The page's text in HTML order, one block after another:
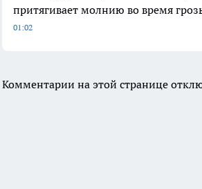
притягивает молнию во время
01:02
Комментарии на этой странице